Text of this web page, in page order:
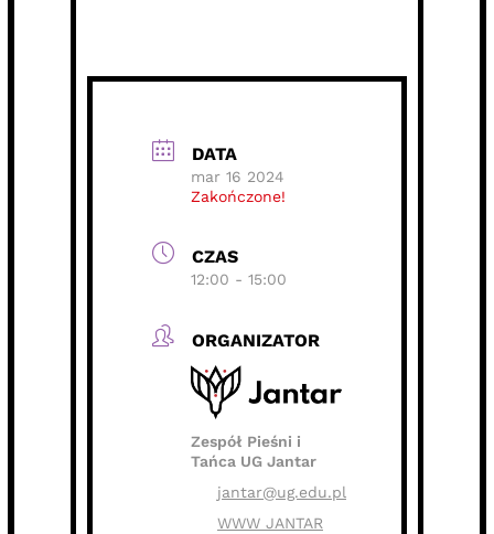
DATA
mar 16 2024
Zakończone!
CZAS
12:00 - 15:00
ORGANIZATOR
Zespół Pieśni i
Tańca UG Jantar
jantar@ug.edu.pl
WWW JANTAR